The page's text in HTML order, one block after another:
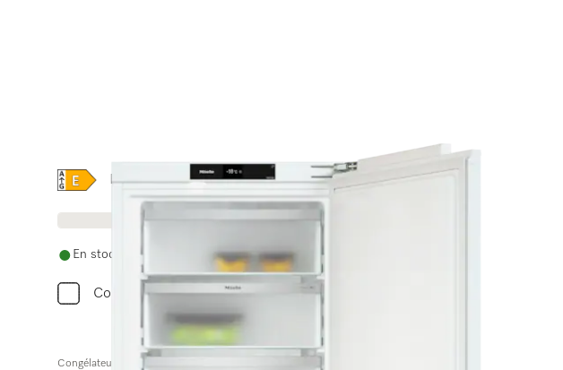
Online Label Flag, Étiquette énergétique
Fiche produit
En stock avec livraison gratuite
Comparer
Congélateur intégrable, hauteur de niche 82–88 cm